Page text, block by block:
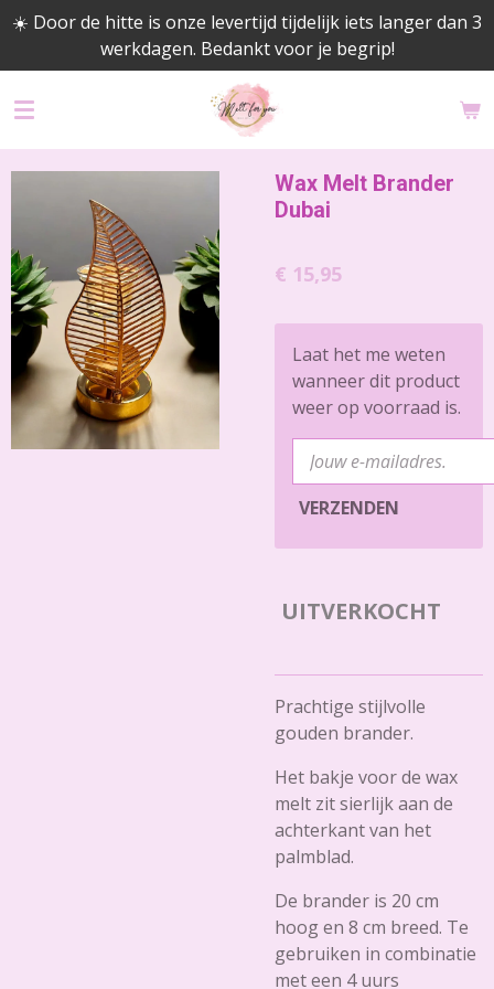
Ga
naar
de
☀️ Door de hitte is onze levertijd tijdelijk iets langer dan 3
werkdagen. Bedankt voor je begrip!
Wax Melt Brander
Dubai
€ 15,95
Laat het me weten
wanneer dit product
weer op voorraad is.
VERZENDEN
UITVERKOCHT
Prachtige stijlvolle
gouden brander.
Het bakje voor de wax
melt zit sierlijk aan de
achterkant van het
palmblad.
De brander is 20 cm
hoog en 8 cm breed. Te
gebruiken in combinatie
met een 4 uurs